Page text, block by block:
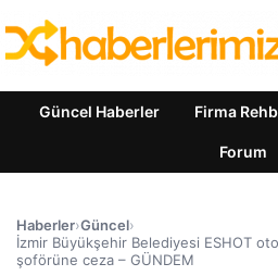
Güncel Haberler Firma
Forum
Haberler›Güncel›
İzmir Büyükşehir Belediyesi ESHOT
şoförüne ceza – GÜNDEM